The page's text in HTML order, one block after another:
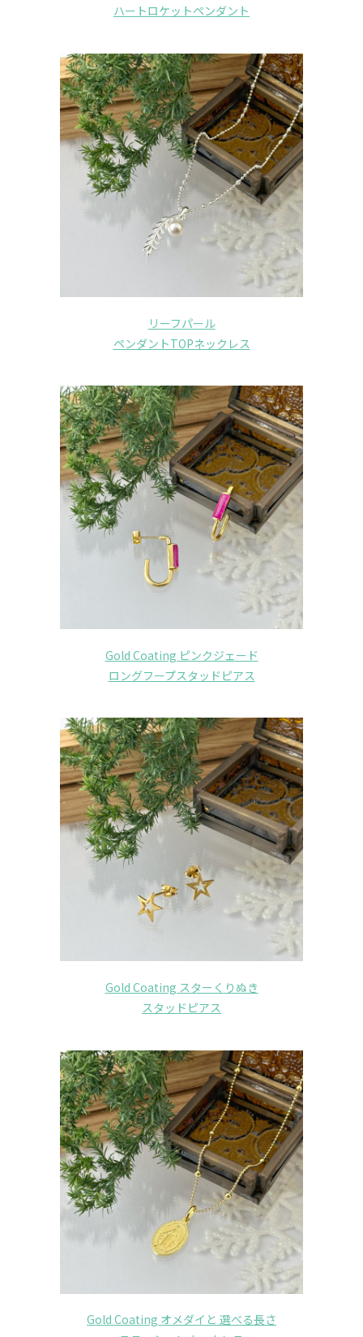
ハートロケットペンダント
リーフパール
ペンダントTOPネックレス
Gold Coating ピンクジェード
ロングフープスタッドピアス
Gold Coating スターくりぬき
スタッドピアス
Gold Coating オメダイと 選べる長さ